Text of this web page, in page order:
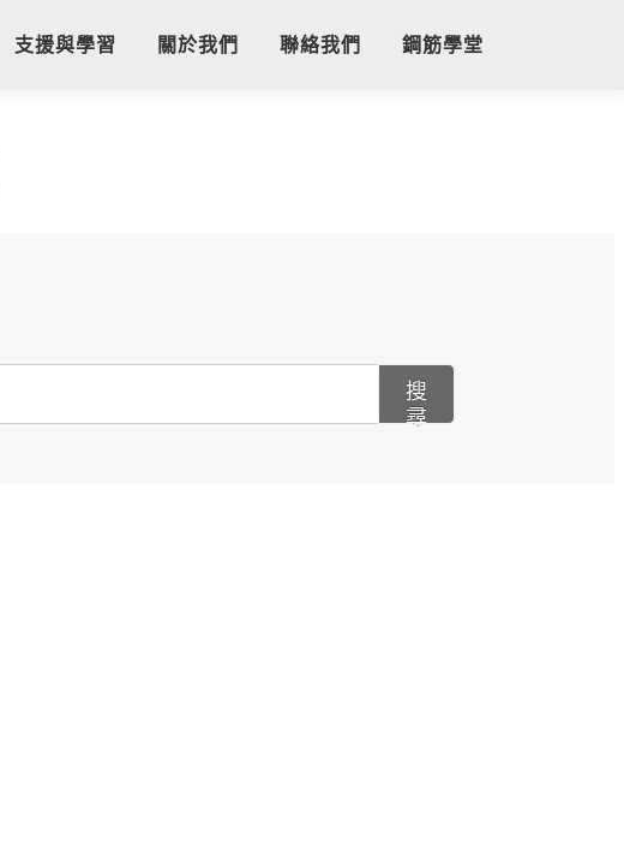
支援與學習 關於我們 聯絡我們 鋼筋學堂
搜
尋